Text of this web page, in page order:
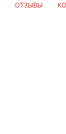
ОТЗЫВЫ